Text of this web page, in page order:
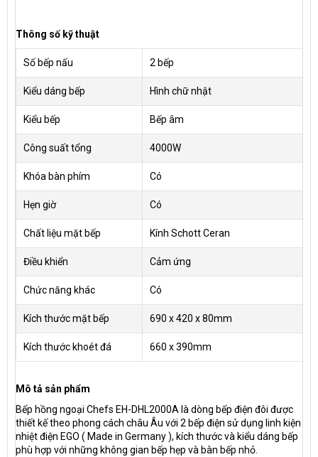
Thông số kỹ thuật
Số bếp nấu 2 bếp
Kiểu dáng bếp Hình chữ nhật
Kiểu bếp Bếp âm
Công suất tổng 4000W
Khóa bàn phím Có
Hẹn giờ Có
Chất liệu mặt bếp Kính Schott Ceran
Điều khiển Cảm ứng
Chức năng khác Có
Kích thước mặt bếp 690 x 420 x 80mm
Kích thước khoét đá 660 x 390mm
Mô tả sản phẩm
Bếp hồng ngoại Chefs EH-DHL2000A là dòng bếp điện đôi được
thiết kế theo phong cách châu Âu với 2 bếp điện sử dụng linh kiện
nhiệt điện EGO ( Made in Germany ), kích thước và kiểu dáng bếp
phù hợp với những không gian bếp hẹp và bàn bếp nhỏ.